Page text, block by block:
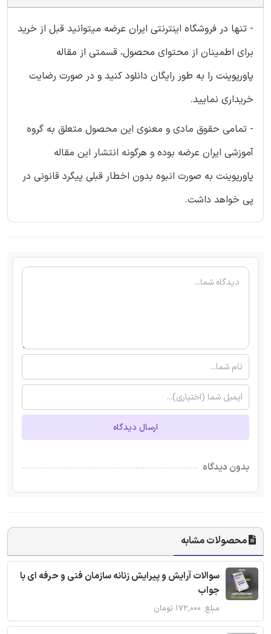
- تنها در فروشگاه اینترنتی ایران عرضه میتوانید قبل از خرید
برای اطمینان از محتوای محصول، قسمتی از مقاله
پاورپوینت را به طور رایگان دانلود کنید و در صورت رضایت
خریداری نمایید.
- تمامی حقوق مادی و معنوی این محصول متعلق به گروه
آموزشی ایران عرضه بوده و هرگونه انتشار این مقاله
پاورپوینت به صورت انبوه بدون اخطار قبلی پیگرد قانونی در
پی خواهد داشت.
ارسال دیدگاه
بدون دیدگاه
محصولات مشابه
سوالات آرایش و پیرایش زنانه سازمان فنی و حرفه ای با
جواب
مبلغ: ۱۷۲,۰۰۰ تومان